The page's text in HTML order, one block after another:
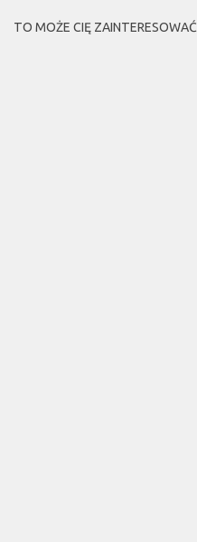
TO MOŻE CIĘ ZAINTERESOWAĆ